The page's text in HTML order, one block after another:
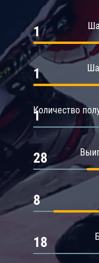
1
1
Количество
1
28
8
18